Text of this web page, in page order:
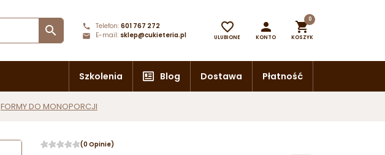
 Telefon: 601 767 272
E-mail: sklep@cukieteria.pl

ULUBIONE

KONTO

0
KOSZYK
Szkolenia Blog Dostawa Płatność
FORMY DO MONOPORCJI
(0 Opinie)